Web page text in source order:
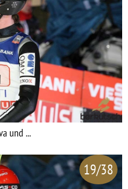
und ...
19/38